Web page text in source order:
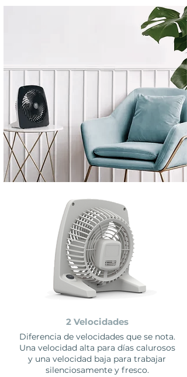
2 Velocidades
Diferencia de velocidades que se nota.
Una velocidad alta para días calurosos
y una velocidad baja para trabajar
silenciosamente y fresco.